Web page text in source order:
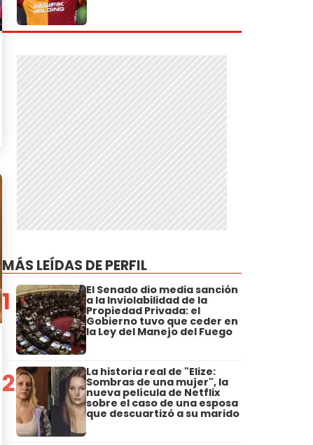
MÁS LEÍDAS DE PERFIL
1 El Senado dio media sanción
a la Inviolabilidad de la
Propiedad Privada: el
Gobierno tuvo que ceder en
la Ley del Manejo del Fuego
2 La historia real de "Elize:
Sombras de una mujer", la
nueva película de Netflix
sobre el caso de una esposa
que descuartizó a su marido